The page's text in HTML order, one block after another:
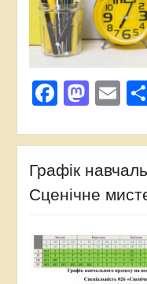
Графік
Сценічне